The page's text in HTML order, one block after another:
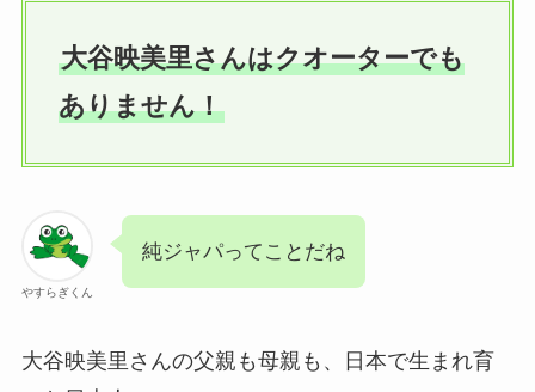
大谷映美里さんはクオーターでも
ありません！
やすらぎくん
純ジャパってことだね
大谷映美里さんの父親も母親も、日本で生まれ育